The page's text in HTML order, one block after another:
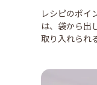
レシピのポイ
は、袋から出
取り入れられ